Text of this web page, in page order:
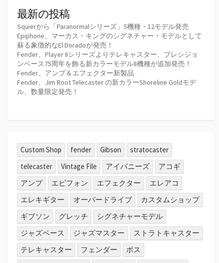
ペ
ー
ジ
送
り
最新の投稿
Squierから「Paranormalシリーズ」5機種・12モデル発売
Epiphone、マーカス・キングのシグネチャー・モデルとして
蘇る象徴的なEl Doradoが発売！
Fender、Player IIシリーズよりテレキャスター、プレシジョ
ンベース75周年を飾る新カラーモデル8機種が追加発売！
Fender、アンプ＆エフェクター新製品
Fender、Jim Root Telecaster の新カラーShoreline Goldモデ
ル、数量限定発売！
Custom Shop fender Gibson
stratocaster
telecaster
Vintage File アイバニーズ
アコギ
アンプ
エピフォン エフェクター
エレアコ
エレキギター
オーバードライブ
カスタムショップ
ギブソン
グレッチ
シグネチャーモデル
ジャズベース
ジャズマスター
ストラトキャスター
テレキャスター
フェンダー
ボス